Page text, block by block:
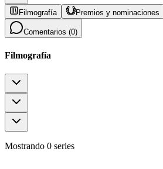
Filmografía Premios y nominaciones
Comentarios (0)
Filmografía
Mostrando 0 series